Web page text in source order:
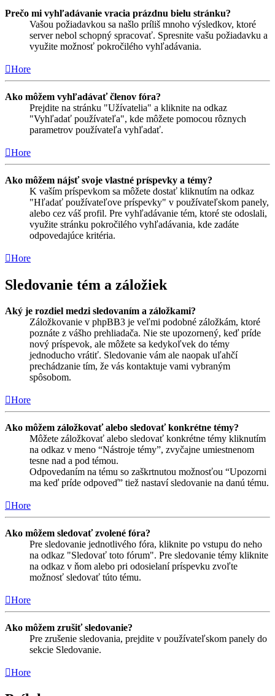
Prečo mi vyhľadávanie vracia prázdnu bielu stránku?
Vašou požiadavkou sa našlo príliš mnoho výsledkov, ktoré
server nebol schopný spracovať. Spresnite vašu požiadavku a
využite možnosť pokročilého vyhľadávania.
Hore
Ako môžem vyhľadávať členov fóra?
Prejdite na stránku "Užívatelia" a kliknite na odkaz
"Vyhľadať používateľa", kde môžete pomocou rôznych
parametrov používateľa vyhľadať.
Hore
Ako môžem nájsť svoje vlastné príspevky a témy?
K vaším príspevkom sa môžete dostať kliknutím na odkaz
"Hľadať používateľove príspevky" v používateľskom panely,
alebo cez váš profil. Pre vyhľadávanie tém, ktoré ste odoslali,
využite stránku pokročilého vyhľadávania, kde zadáte
odpovedajúce kritéria.
Hore
Sledovanie tém a záložiek
Aký je rozdiel medzi sledovaním a záložkami?
Záložkovanie v phpBB3 je veľmi podobné záložkám, ktoré
poznáte z vášho prehliadača. Nie ste upozornený, keď príde
nový príspevok, ale môžete sa kedykoľvek do témy
jednoducho vrátiť. Sledovanie vám ale naopak uľahčí
prechádzanie tím, že vás kontaktuje vami vybraným
spôsobom.
Hore
Ako môžem záložkovať alebo sledovať konkrétne témy?
Môžete záložkovať alebo sledovať konkrétne témy kliknutím
na odkaz v meno “Nástroje témy”, zvyčajne umiestnenom
tesne nad a pod témou.
Odpovedaním na tému so zaškrtnutou možnosťou “Upozorni
ma keď príde odpoveď” tiež nastaví sledovanie na danú tému.
Hore
Ako môžem sledovať zvolené fóra?
Pre sledovanie jednotlivého fóra, kliknite po vstupu do neho
na odkaz "Sledovať toto fórum". Pre sledovanie témy kliknite
na odkaz v ňom alebo pri odosielaní príspevku zvoľte
možnosť sledovať túto tému.
Hore
Ako môžem zrušiť sledovanie?
Pre zrušenie sledovania, prejdite v používateľskom panely do
sekcie Sledovanie.
Hore